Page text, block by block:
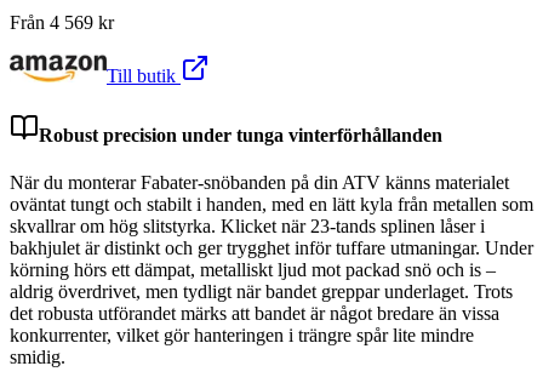
Från 4 569 kr
Till butik
Robust precision under tunga vinterförhållanden
När du monterar Fabater-snöbanden på din ATV känns materialet
oväntat tungt och stabilt i handen, med en lätt kyla från metallen som
skvallrar om hög slitstyrka. Klicket när 23-tands splinen låser i
bakhjulet är distinkt och ger trygghet inför tuffare utmaningar. Under
körning hörs ett dämpat, metalliskt ljud mot packad snö och is –
aldrig överdrivet, men tydligt när bandet greppar underlaget. Trots
det robusta utförandet märks att bandet är något bredare än vissa
konkurrenter, vilket gör hanteringen i trängre spår lite mindre
smidig.